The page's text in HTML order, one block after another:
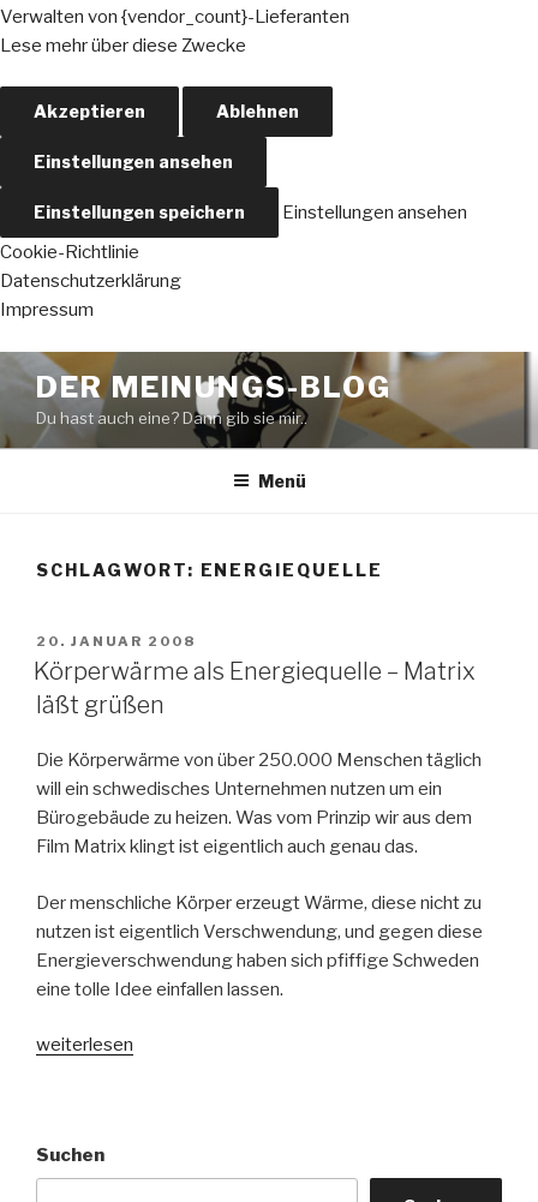
Verwalten von {vendor_count}-Lieferanten
Lese mehr über diese Zwecke
Akzeptieren Ablehnen
Einstellungen ansehen
Einstellungen speichern
Einstellungen ansehen
Cookie-Richtlinie
Datenschutzerklärung
Impressum
Zum
Inhalt
springen
DER MEINUNGS-BLOG
Du hast auch eine? Dann gib sie mir..
Menü
SCHLAGWORT: ENERGIEQUELLE
VERÖFFENTLICHT
AM
20. JANUAR 2008
Körperwärme als Energiequelle – Matrix
läßt grüßen
Die Körperwärme von über 250.000 Menschen täglich
will ein schwedisches Unternehmen nutzen um ein
Bürogebäude zu heizen. Was vom Prinzip wir aus dem
Film Matrix klingt ist eigentlich auch genau das.
Der menschliche Körper erzeugt Wärme, diese nicht zu
nutzen ist eigentlich Verschwendung, und gegen diese
Energieverschwendung haben sich pfiffige Schweden
eine tolle Idee einfallen lassen.
„Körperwärme
Matrix
weiterlesen
Suchen